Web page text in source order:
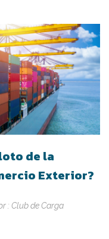
de la
Exterior?
: Club de Carga